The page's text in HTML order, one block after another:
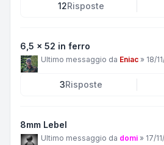
12Risposte
6,5 x 52 in ferro
Ultimo messaggio da Eniac » 18/
3Risposte
8mm Lebel
Ultimo messaggio da domi » 17/